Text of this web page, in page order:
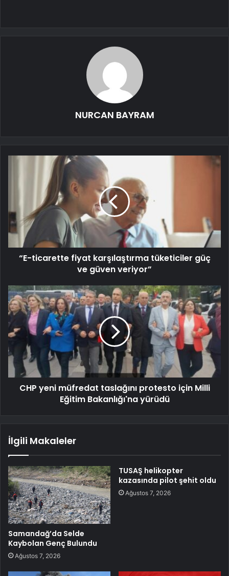
NURCAN BAYRAM
“E-ticarette fiyat karşılaştırma tüketiciler güç
ve güven veriyor”
CHP yeni müfredat taslağını protesto için Milli
Eğitim Bakanlığı'na yürüdü
İlgili Makaleler
Samandağ’da Selde
Kaybolan Genç Bulundu
Ağustos 7, 2026
TUSAŞ helikopter
kazasında pilot şehit oldu
Ağustos 7, 2026